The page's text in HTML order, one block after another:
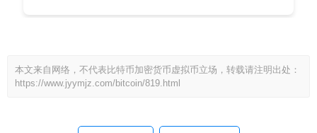
本文来自网络，不代表比特币加密货币虚拟币立场，转载请注明出处：
https://www.jyymjz.com/bitcoin/819.html